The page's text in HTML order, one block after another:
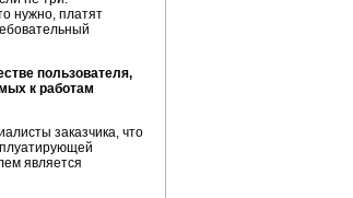
нужно, платят
пользователя,
к работам
заказчика, что
является